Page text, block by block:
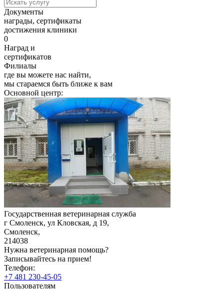
Документы
награды, сертификаты
достижения клиники
0
Наград и
сертификатов
Филиалы
где вы можете нас найти,
мы стараемся быть ближе к вам
Основной центр:
Государственная ветеринарная служба
г Смоленск, ул Кловская, д 19,
Смоленск,
214038
Нужна ветеринарная помощь?
Записывайтесь на прием!
Телефон:
+7 481 230-45-05
Пользователям